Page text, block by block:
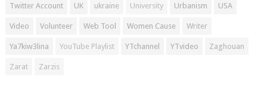
Twitter Account UK ukraine University Urbanism USA
Video Volunteer Web Tool Women Cause Writer
Ya7kiw3lina YouTube Playlist YTchannel YTvideo Zaghouan
Zarat Zarzis